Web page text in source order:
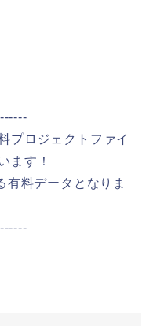
プロジェクトファイ
ます！
有料データとなりま